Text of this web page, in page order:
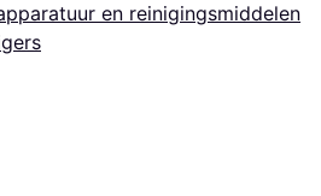
en reinigingsmiddelen